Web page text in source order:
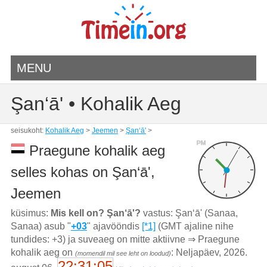
MENU
Şan‘ā' • Kohalik Aeg
seisukoht: Kohalik Aeg > Jeemen > Şan‘ā'>
PM
Praegune kohalik aeg
selles kohas on Şan‘ā',
Jeemen
küsimus: Mis kell on? Şan‘ā'? vastus: Şan‘ā' (Sanaa,
Sanaa) asub "+03" ajavööndis [*1] (GMT ajaline nihe
tundides: +3) ja suveaeg on mitte aktiivne ⇒ Praegune
kohalik aeg on (momendil mil see leht on loodud): Neljapäev, 2026.